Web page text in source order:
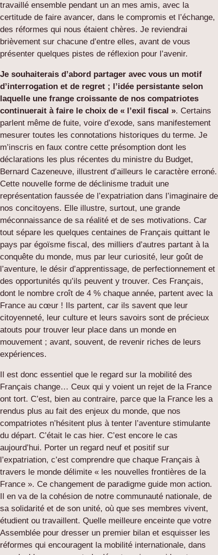
travaillé ensemble pendant un an mes amis, avec la
certitude de faire avancer, dans le compromis et l’échange,
des réformes qui nous étaient chères. Je reviendrai
brièvement sur chacune d’entre elles, avant de vous
présenter quelques pistes de réflexion pour l’avenir.
Je souhaiterais d’abord partager avec vous un motif
d’interrogation et de regret ; l’idée persistante selon
laquelle une frange croissante de nos compatriotes
continuerait à faire le choix de « l’exil fiscal ». Certains
parlent même de fuite, voire d’exode, sans manifestement
mesurer toutes les connotations historiques du terme. Je
m’inscris en faux contre cette présomption dont les
déclarations les plus récentes du ministre du Budget,
Bernard Cazeneuve, illustrent d’ailleurs le caractère erroné.
Cette nouvelle forme de déclinisme traduit une
représentation faussée de l’expatriation dans l’imaginaire de
nos concitoyens. Elle illustre, surtout, une grande
méconnaissance de sa réalité et de ses motivations. Car
tout sépare les quelques centaines de Français quittant le
pays par égoïsme fiscal, des milliers d’autres partant à la
conquête du monde, mus par leur curiosité, leur goût de
l’aventure, le désir d’apprentissage, de perfectionnement et
des opportunités qu’ils peuvent y trouver. Ces Français,
dont le nombre croît de 4 % chaque année, partent avec la
France au cœur ! Ils partent, car ils savent que leur
citoyenneté, leur culture et leurs savoirs sont de précieux
atouts pour trouver leur place dans un monde en
mouvement ; avant, souvent, de revenir riches de leurs
expériences.
Il est donc essentiel que le regard sur la mobilité des
Français change… Ceux qui y voient un rejet de la France
ont tort. C’est, bien au contraire, parce que la France les a
rendus plus au fait des enjeux du monde, que nos
compatriotes n’hésitent plus à tenter l’aventure stimulante
du départ. C’était le cas hier. C’est encore le cas
aujourd’hui. Porter un regard neuf et positif sur
l’expatriation, c’est comprendre que chaque Français à
travers le monde délimite « les nouvelles frontières de la
France ». Ce changement de paradigme guide mon action.
Il en va de la cohésion de notre communauté nationale, de
sa solidarité et de son unité, où que ses membres vivent,
étudient ou travaillent. Quelle meilleure enceinte que votre
Assemblée pour dresser un premier bilan et esquisser les
réformes qui encouragent la mobilité internationale, dans